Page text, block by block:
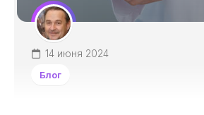
14 июня 2024
Блог